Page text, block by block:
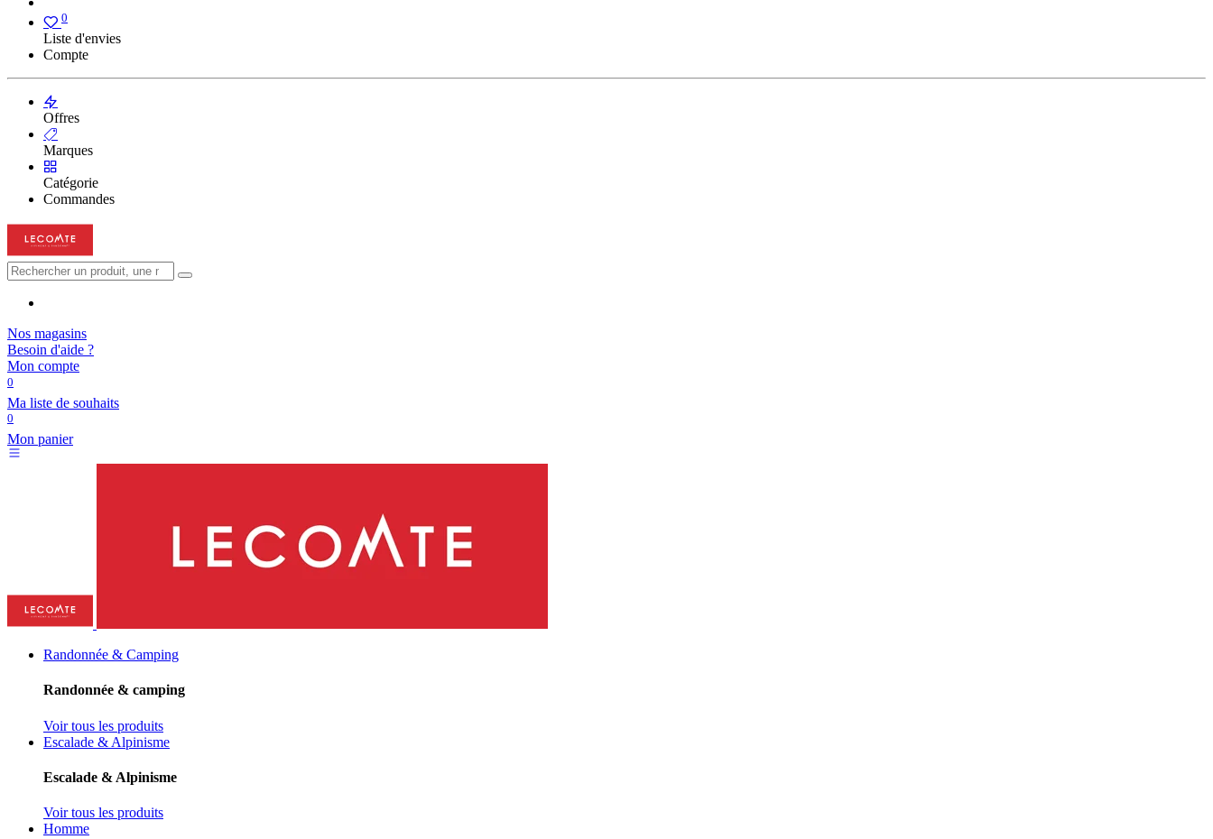
0
Liste d'envies
Compte
Offres
Marques
Catégorie
Commandes
Nos magasins
Besoin d'aide ?
Mon compte
0
Ma liste de souhaits
0
Mon panier
Randonnée & Camping
Randonnée & camping
Voir tous les produits
Escalade & Alpinisme
Escalade & Alpinisme
Voir tous les produits
Homme